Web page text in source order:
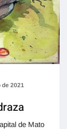
de 2021
de Mato